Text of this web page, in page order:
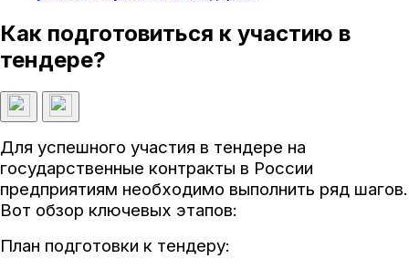
Как подготовиться к участию в
тендере?
Для успешного участия в тендере на
государственные контракты в России
предприятиям необходимо выполнить ряд шагов.
Вот обзор ключевых этапов:
План подготовки к тендеру: